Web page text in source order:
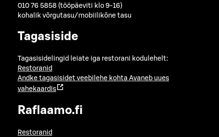
010 76 5858 (tööpäeviti klo 9-16)
kohalik võrgutasu/mobiilikõne tasu
Tagasiside
Tagasisidelingid leiate iga restorani kodulehelt:
Restoranid
Andke tagasisidet veebilehe kohta Avaneb uues
vahekaardis
Raflaamo.fi
Restoranid